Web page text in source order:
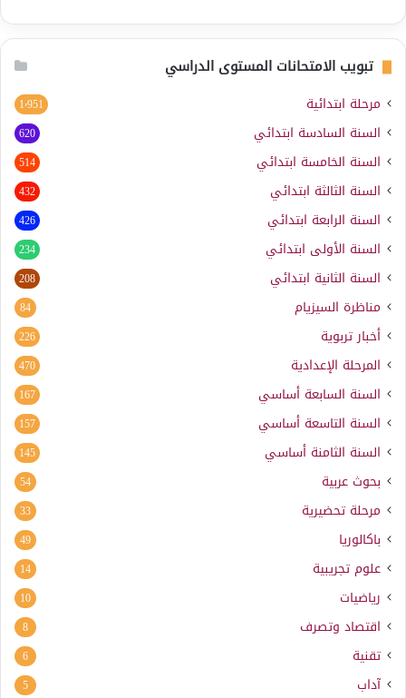
تبويب الامتحانات المستوى الدراسي
مرحلة ابتدائية 1٬951
السنة السادسة ابتدائي 620
السنة الخامسة ابتدائي 514
السنة الثالثة ابتدائي 432
السنة الرابعة ابتدائي 426
السنة الأولى ابتدائي 234
السنة الثانية ابتدائي 208
مناظرة السيزيام 84
أخبار تربوية 226
المرحلة الإعدادية 470
السنة السابعة أساسي 167
السنة التاسعة أساسي 157
السنة الثامنة أساسي 145
بحوث عربية 54
مرحلة تحضيرية 33
باكالوريا 49
علوم تجريبية 14
رياضيات 10
اقتصاد وتصرف 8
تقنية 6
آداب 5